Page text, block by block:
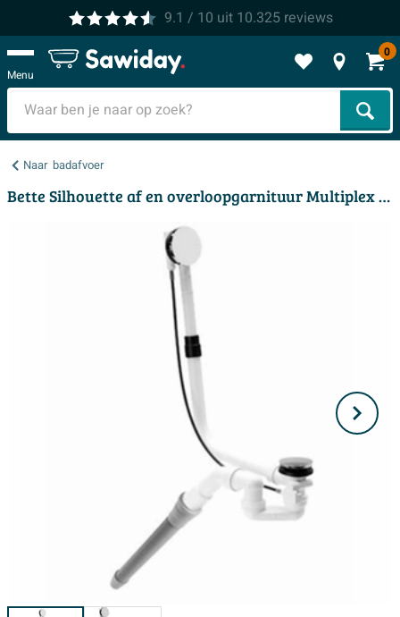
9.1 / 10 uit 10.325reviews
Menu
0
Naar badafvoer
Bette Silhouette af en overloopgarnituur Multiplex M5 verlengde uitvoering t.b.v. Silhouette chroom